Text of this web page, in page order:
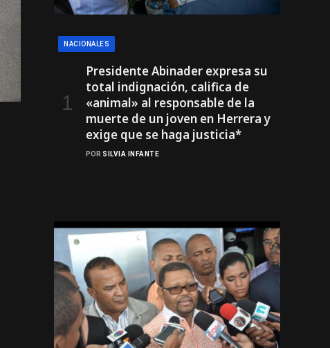
NACIONALES
Presidente Abinader expresa su
total indignación, califica de
«animal» al responsable de la
muerte de un joven en Herrera y
exige que se haga justicia*
POR SILVIA INFANTE